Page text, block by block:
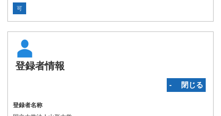
可
登録者情報
‐ 閉じる
登録者名称